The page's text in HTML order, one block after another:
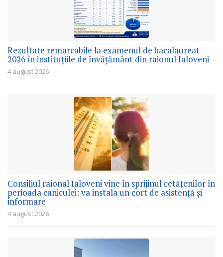
Rezultate remarcabile la examenul de bacalaureat
2026 în instituțiile de învățământ din raionul Ialoveni
4 august 2026
Consiliul raional Ialoveni vine în sprijinul cetățenilor în
perioada caniculei: va instala un cort de asistență și
informare
4 august 2026